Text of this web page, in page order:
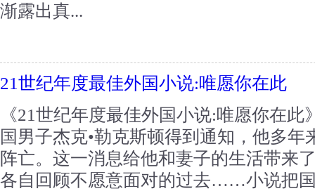
渐露出真...
21世纪年度最佳外国小说:唯愿你在此
《21世纪年度最佳外国小说:唯愿你在
国男子杰克•勒克斯顿得到通知，他多
阵亡。这一消息给他和妻子的生活带来
各自回顾不愿意面对的过去……小说把